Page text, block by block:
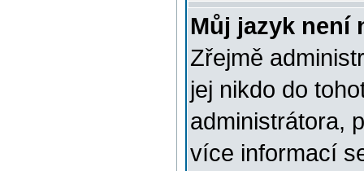
Můj jazyk není
Zřejmě
jej nikdo do
administrátora,
více informací